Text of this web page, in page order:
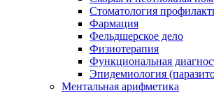
Стоматология
Фармация
Фельдшерское дело
Физиотерапия
Функциональная
Эпидемиология
Ментальная арифметика